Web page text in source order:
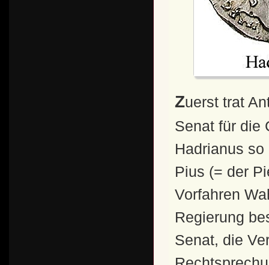
Zuerst trat Antoninus Pius im kaiserlichen Rat und im
Senat für die
Hadrianus
Pius (= der
Vorfahren
Regierung
Senat, die